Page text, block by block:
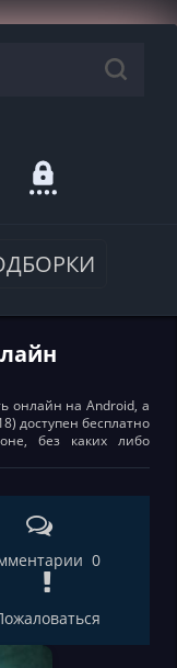
онлайн на Android, а
доступен бесплатно
без каких либо
0